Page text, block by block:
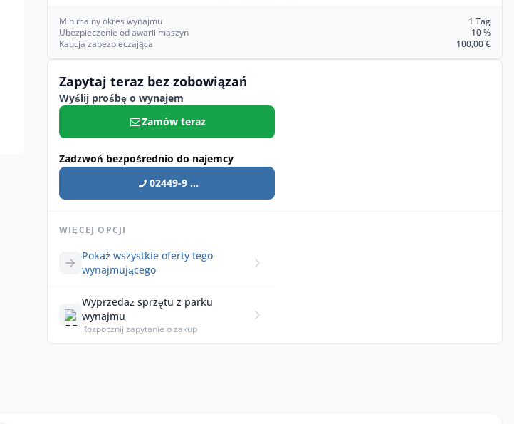
Minimalny okres wynajmu
1 Tag
Ubezpieczenie od awarii maszyn
10 %
Kaucja zabezpieczająca
100,00 €
Zapytaj teraz bez zobowiązań
Wyślij prośbę o wynajem
Zamów teraz
Zadzwoń bezpośrednio do najemcy
02449-9 ...
WIĘCEJ OPCJI
Pokaż wszystkie oferty tego
wynajmującego
Wyprzedaż sprzętu z parku
wynajmu
Rozpocznij zapytanie o zakup